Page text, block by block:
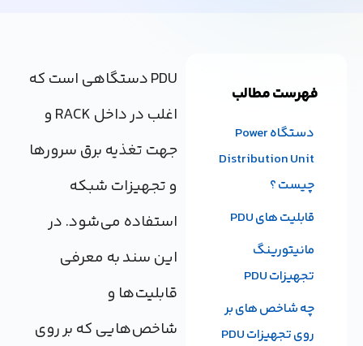
PDU دستگاهی است که
اغلب در داخل RACK و
جهت تغذیه برق سرورها
و تجهیزات شبکه
استفاده می‌شود. در
این سند به معرفی
شاخص‌هایی که بر روی
روی تجهیزات PDU